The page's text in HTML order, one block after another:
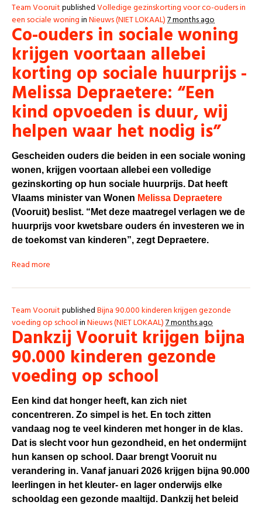
Team VooruitpublishedVolledige gezinskorting voor co-ouders in
een sociale woninginNieuws (NIET LOKAAL)7 months ago
Co-ouders in sociale woning
krijgen voortaan allebei
korting op sociale huurprijs -
Melissa Depraetere: “Een
kind opvoeden is duur, wij
helpen waar het nodig is”
Gescheiden ouders die beiden in een sociale woning
wonen, krijgen voortaan allebei een volledige
gezinskorting op hun sociale huurprijs. Dat heeft
Vlaams minister van Wonen Melissa Depraetere
(Vooruit) beslist. “Met deze maatregel verlagen we de
huurprijs voor kwetsbare ouders én investeren we in
de toekomst van kinderen”, zegt Depraetere.
Read more
Team VooruitpublishedBijna 90.000 kinderen krijgen gezonde
voeding op schoolinNieuws (NIET LOKAAL)7 months ago
Dankzij Vooruit krijgen bijna
90.000 kinderen gezonde
voeding op school
Een kind dat honger heeft, kan zich niet
concentreren. Zo simpel is het. En toch zitten
vandaag nog te veel kinderen met honger in de klas.
Dat is slecht voor hun gezondheid, en het ondermijnt
hun kansen op school. Daar brengt Vooruit nu
verandering in. Vanaf januari 2026 krijgen bijna 90.000
leerlingen in het kleuter- en lager onderwijs elke
schooldag een gezonde maaltijd. Dankzij het beleid